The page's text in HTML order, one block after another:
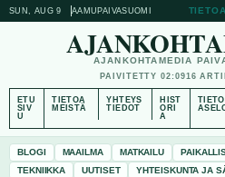
SUN, AUG 9 AAMUPAIVASUOMI
AJANKOHTAMEDIA
PAIVITETTY 02:0916
ETU
SIV
U
TIETOA
MEISTÄ
YHTEYS
TIEDOT
HIST
ORI
A
BLOGI MAAILMA MATKAILU
TEKNIIKKA
UUTISET YHTEISKUNTA JA